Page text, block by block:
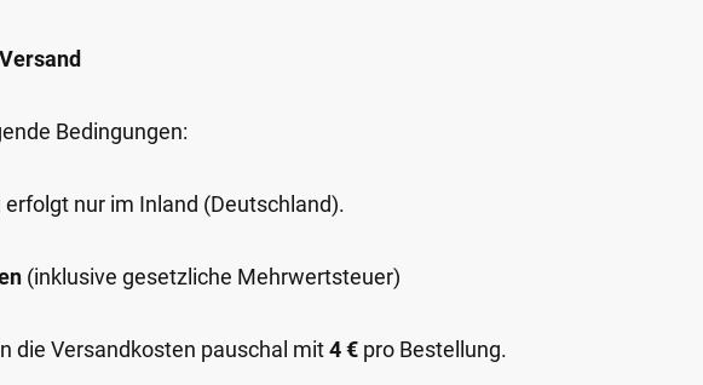
Bedingungen:
erfolgt nur im Inland (Deutschland).
(inklusive gesetzliche Mehrwertsteuer)
die Versandkosten pauschal mit4 € pro Bestellung.